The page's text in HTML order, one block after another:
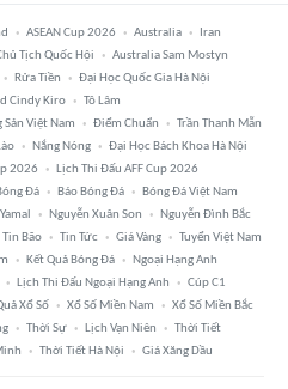
ASEAN Cup 2026 Australia
Iran
Tịch Quốc Hội
Australia Sam Mostyn
Rửa Tiền
Đại Học Quốc Gia Hà Nội
Cindy Kiro
Tô Lâm
Sản Việt Nam
Điểm Chuẩn
Trần Thanh Mẫn
Nắng Nóng
Đại Học Bách Khoa Hà Nội
2026
Lịch Thi Đấu AFF Cup 2026
Đá Báo Bóng Đá
Bóng Đá Việt Nam
Nguyễn Xuân Son
Nguyễn Đình Bắc
Tin Bão Tin Tức Giá Vàng
Tuyển Việt Nam
Kết Quả Bóng Đá
Ngoại Hạng Anh
Lịch Thi Đấu Ngoại Hạng Anh
Cúp C1
Xổ Số Xổ Số Miền Nam
Xổ Số Miền Bắc
Thời Sự Lịch Vạn Niên
Thời Tiết
Thời Tiết Hà Nội Giá Xăng Dầu